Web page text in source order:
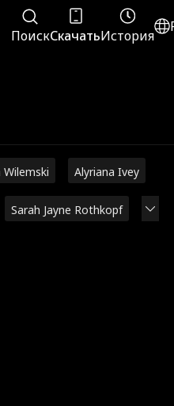
ПоискСкачатьИстория
Wilemski Alyriana Ivey
Sarah Jayne Rothkopf